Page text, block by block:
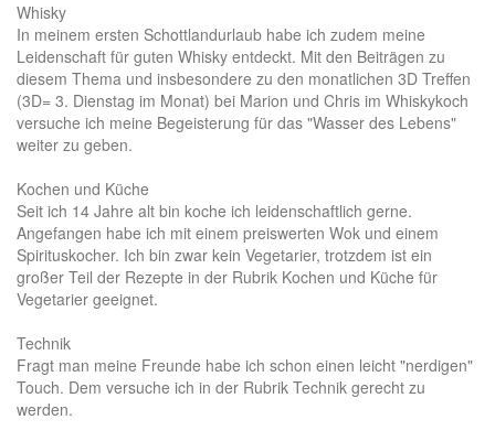
Whisky
In meinem ersten Schottlandurlaub habe ich zudem meine
Leidenschaft für guten Whisky entdeckt. Mit den Beiträgen zu
diesem Thema und insbesondere zu den monatlichen 3D Treffen
(3D= 3. Dienstag im Monat) bei Marion und Chris im Whiskykoch
versuche ich meine Begeisterung für das "Wasser des Lebens"
weiter zu geben.
Kochen und Küche
Seit ich 14 Jahre alt bin koche ich leidenschaftlich gerne.
Angefangen habe ich mit einem preiswerten Wok und einem
Spirituskocher. Ich bin zwar kein Vegetarier, trotzdem ist ein
großer Teil der Rezepte in der Rubrik Kochen und Küche für
Vegetarier geeignet.
Technik
Fragt man meine Freunde habe ich schon einen leicht "nerdigen"
Touch. Dem versuche ich in der Rubrik Technik gerecht zu
werden.